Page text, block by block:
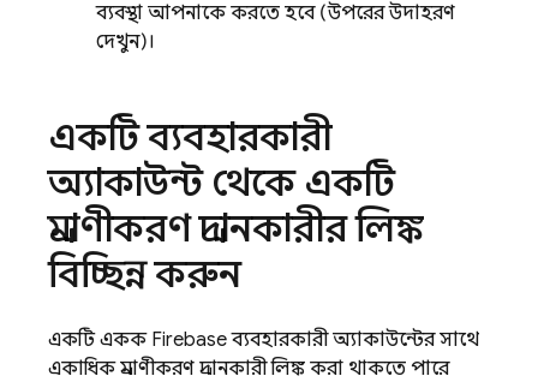
ব্যবস্থা আপনাকে করতে হবে (উপরের উদাহরণ
দেখুন)।
একটি ব্যবহারকারী
অ্যাকাউন্ট থেকে একটি
প্রমাণীকরণ প্রদানকারীর লিঙ্ক
বিচ্ছিন্ন করুন
একটি একক Firebase ব্যবহারকারী অ্যাকাউন্টের সাথে
একাধিক প্রমাণীকরণ প্রদানকারী লিঙ্ক করা থাকতে পারে